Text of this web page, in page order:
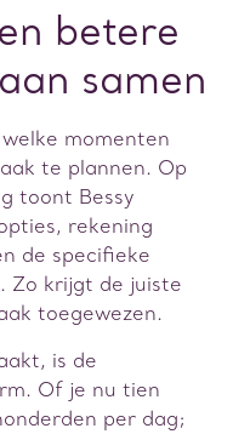
betere
samen
momenten
te plannen. Op
toont Bessy
rekening
de specifieke
Zo krijgt de juiste
toegewezen.
is de
Of je nu tien
per dag;